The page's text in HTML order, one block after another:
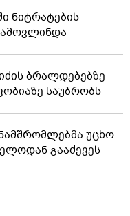
ნიტრატების
ბრალდებებზე
საუბრობს
უცხო
გააძევეს